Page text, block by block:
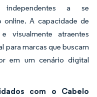
independentes a se
online. A capacidade de
visualmente atraentes
para marcas que buscam
em um cenário digital
com o Cabelo